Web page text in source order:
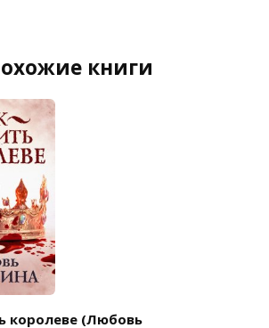
книги
королеве (Любовь